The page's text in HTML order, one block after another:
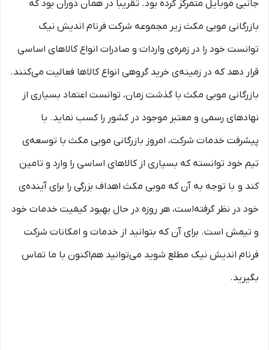
جانبی موبایل متمرکز کرده بود. تقریبا در همان دوران بود که
بازرگانی موبی مکث زیر مجموعه شرکت فرنام اندیش نیک
توانست خود را در زمره‌ی واردات و صادرات انواع کالاهای اساسی
قرار دهد که در زمینه‌ی خرید گروهی انواع کالاها فعالیت می‌کنند.
بازرگانی موبی مکث با گذشت زمان، توانست اعتماد بسیاری از
نهادهای رسمی و معتبر موجود در کشور را کسب نماید. با
پیشرفت خدمات شرکت، امروز بازرگانی موبی مکث با توسعه‌ی
تیم خود توانسته که بسیاری از کالاهای اساسی را وارد و تامین
کند و با توجه به آن که موبی مکث اهداف بزرگی را برای آینده‌ی
خود در نظر گرفته‌است، هر روزه در حال بهبود کیفیت خدمات خود
و تیمش است. برای آن که بتوانید از خدمات و امکانات شرکت
فرنام اندیش نیک مطلع شوید می‌توانید هم‌اکنون با ما تماس
بگیرید.